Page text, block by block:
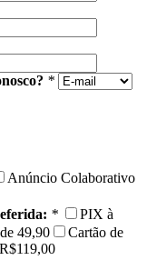
*
Anúncio Colaborativo
*
PIX à
49,90
Cartão de